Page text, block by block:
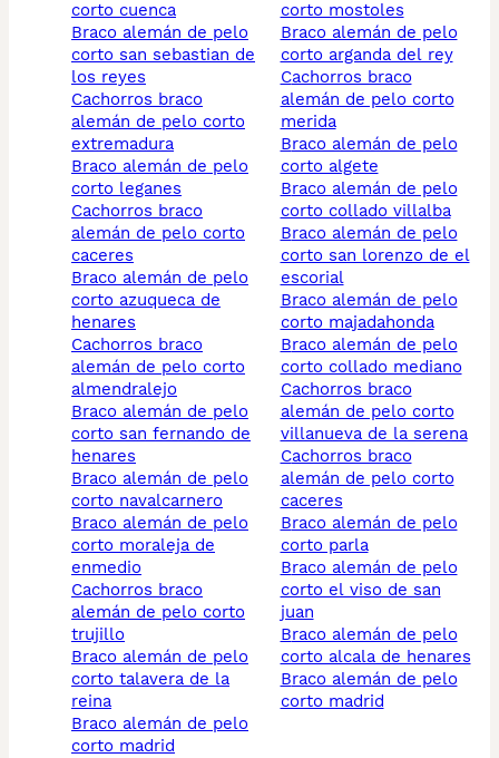
corto cuenca
braco alemán de pelo
corto san sebastian de
los reyes
cachorros braco
alemán de pelo corto
extremadura
braco alemán de pelo
corto leganes
cachorros braco
alemán de pelo corto
caceres
braco alemán de pelo
corto azuqueca de
henares
cachorros braco
alemán de pelo corto
almendralejo
braco alemán de pelo
corto san fernando de
henares
braco alemán de pelo
corto navalcarnero
braco alemán de pelo
corto moraleja de
enmedio
cachorros braco
alemán de pelo corto
trujillo
braco alemán de pelo
corto talavera de la
reina
braco alemán de pelo
corto madrid
corto mostoles
braco alemán de pelo
corto arganda del rey
cachorros braco
alemán de pelo corto
merida
braco alemán de pelo
corto algete
braco alemán de pelo
corto collado villalba
braco alemán de pelo
corto san lorenzo de el
escorial
braco alemán de pelo
corto majadahonda
braco alemán de pelo
corto collado mediano
cachorros braco
alemán de pelo corto
villanueva de la serena
cachorros braco
alemán de pelo corto
caceres
braco alemán de pelo
corto parla
braco alemán de pelo
corto el viso de san
juan
braco alemán de pelo
corto alcala de henares
braco alemán de pelo
corto madrid